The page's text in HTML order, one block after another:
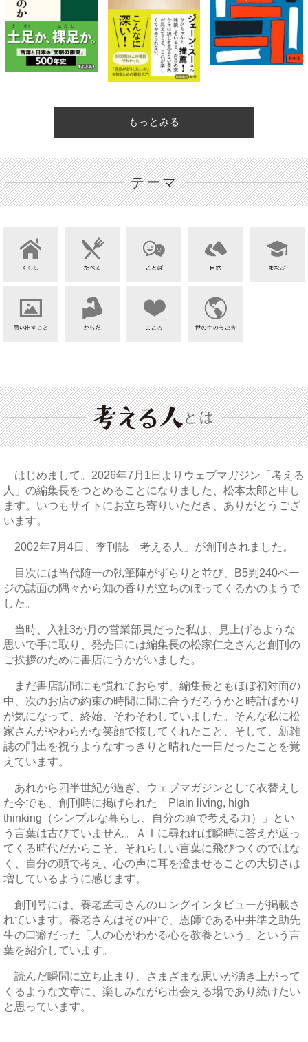
もっとみる
テーマ
とは
はじめまして。2026年7月1日よりウェブマガジン「考える
人」の編集長をつとめることになりました、松本太郎と申し
ます。いつもサイトにお立ち寄りいただき、ありがとうござ
います。
2002年7月4日、季刊誌「考える人」が創刊されました。
目次には当代随一の執筆陣がずらりと並び、B5判240ペー
ジの誌面の隅々から知の香りが立ちのぼってくるかのようで
した。
当時、入社3か月の営業部員だった私は、見上げるような
思いで手に取り、発売日には編集長の松家仁之さんと創刊の
ご挨拶のために書店にうかがいました。
まだ書店訪問にも慣れておらず、編集長ともほぼ初対面の
中、次のお店の約束の時間に間に合うだろうかと時計ばかり
が気になって、終始、そわそわしていました。そんな私に松
家さんがやわらかな笑顔で接してくれたこと、そして、新雑
誌の門出を祝うようなすっきりと晴れた一日だったことを覚
えています。
あれから四半世紀が過ぎ、ウェブマガジンとして衣替えし
た今でも、創刊時に掲げられた「Plain living, high
thinking（シンプルな暮らし、自分の頭で考える力）」とい
う言葉は古びていません。ＡＩに尋ねれば瞬時に答えが返っ
てくる時代だからこそ、それらしい言葉に飛びつくのではな
く、自分の頭で考え、心の声に耳を澄ませることの大切さは
増しているように感じます。
創刊号には、養老孟司さんのロングインタビューが掲載さ
れています。養老さんはその中で、恩師である中井準之助先
生の口癖だった「人の心がわかる心を教養という」という言
葉を紹介しています。
読んだ瞬間に立ち止まり、さまざまな思いが湧き上がって
くるような文章に、楽しみながら出会える場であり続けたい
と思っています。